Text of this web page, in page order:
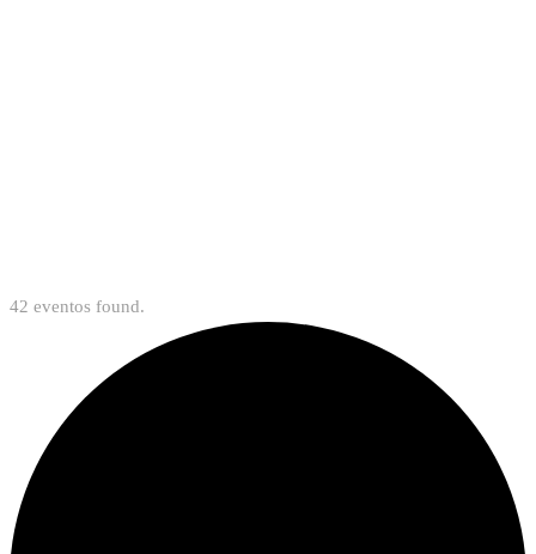
42 eventos found.